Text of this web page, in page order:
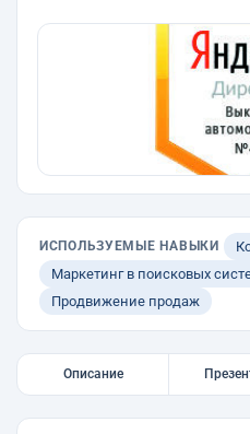
ИСПОЛЬЗУЕМЫЕ НАВЫКИ
Маркетинг в поисковых
Продвижение продаж
Описание